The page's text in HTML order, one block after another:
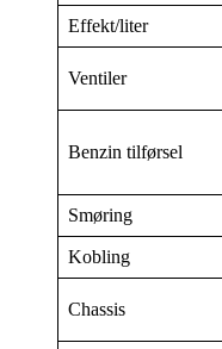
Effekt/liter
Ventiler
Benzin tilførsel
Smøring
Kobling
Chassis